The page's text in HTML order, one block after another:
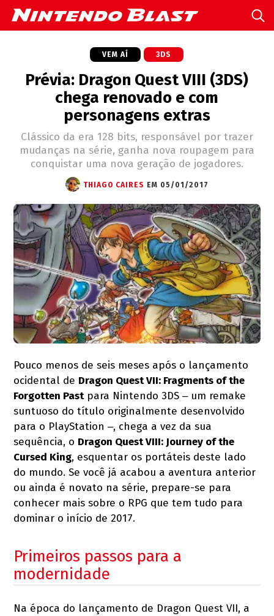
VEM AÍ 3DS
Prévia: Dragon Quest VIII (3DS)
chega renovado e com
personagens extras
Clássico da era 128 bits, responsável por trazer
mudanças na série, ganha nova roupagem para
conquistar uma nova geração de jogadores.
THIAGO CAIRES EM 05/01/2017
Pouco menos de seis meses após o lançamento
ocidental de Dragon Quest VII: Fragments of the
Forgotten Pastpara Nintendo 3DS ‒ um remake
suntuoso do título originalmente desenvolvido
para o PlayStation ‒, chega a vez da sua
sequência, o Dragon Quest VIII: Journey of the
Cursed King, esquentar os portáteis deste lado
do mundo. Se você já acabou a aventura anterior
ou ainda é novato na série, prepare-se para
conhecer mais sobre o RPG que tem tudo para
dominar o início de 2017.
Primeiros passos para a
modernidade
Na época do lançamento de Dragon Quest VII, a